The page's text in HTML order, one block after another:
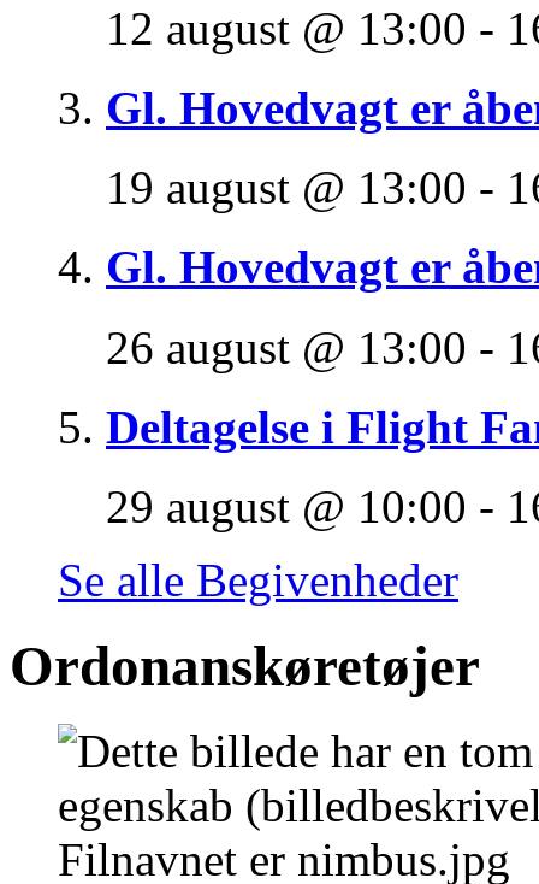
12 august @ 13:00 -
Gl. Hovedvagt er
19 august @ 13:00 -
Gl. Hovedvagt er
26 august @ 13:00 -
Deltagelse i Flight
29 august @ 10:00 -
Se alle Begivenheder
Ordonanskøretøjer